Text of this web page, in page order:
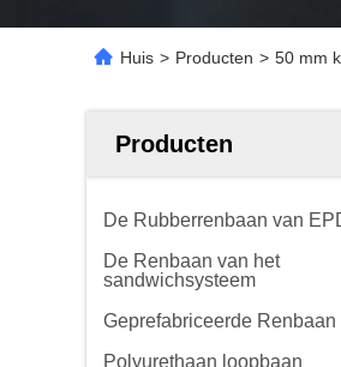
Huis > Producten > 50 mm
Producten
De Rubberrenbaan van
De Renbaan van het
sandwichsysteem
Geprefabriceerde Renbaan
Polyurethaan loopbaan